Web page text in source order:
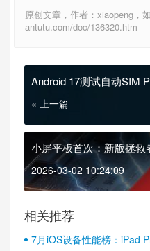
原创文章，作者：xiaopeng，
antutu.com/doc/136320.htm
Android 17测试自动SIM
« 上一篇
小屏平板首次：新版拯救
2026-03-02 10:24:09
相关推荐
7月iOS设备性能榜：iPad